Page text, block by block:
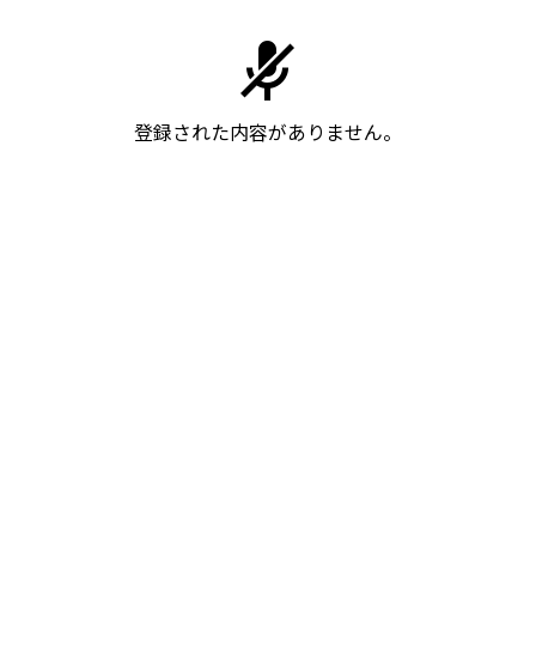
登録された内容がありません。